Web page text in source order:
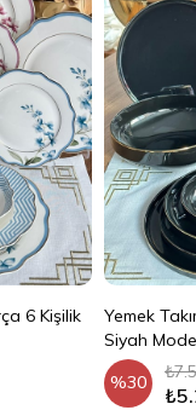
6 Kişilik
Yemek
Siyah
%30